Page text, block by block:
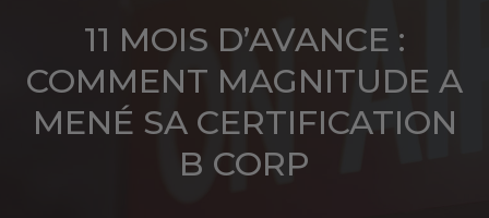
11 MOIS D’AVANCE :
COMMENT MAGNITUDE A
MENÉ SA CERTIFICATION
B CORP